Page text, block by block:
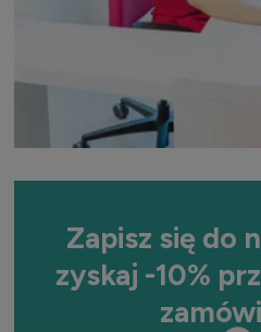
Zapisz się do
zyskaj -10%